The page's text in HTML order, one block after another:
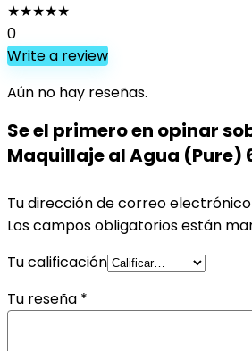
★★★★★
0
Write a review
Aún no hay reseñas.
Se el primero en opinar
Maquillaje al Agua (Pure)
Tu dirección de correo
Los campos obligatorios están
Tu calificación
Tu reseña *